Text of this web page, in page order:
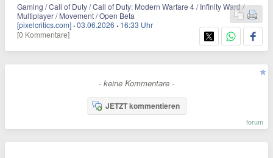
Gaming / Call of Duty / Call of Duty: Modern Warfare 4 / Infinity Ward /
Multiplayer / Movement / Open Beta
[pixelcritics.com] ·03.06.2026 · 16:33 Uhr
[0 Kommentare]
- keine Kommentare -
JETZT kommentieren
forum